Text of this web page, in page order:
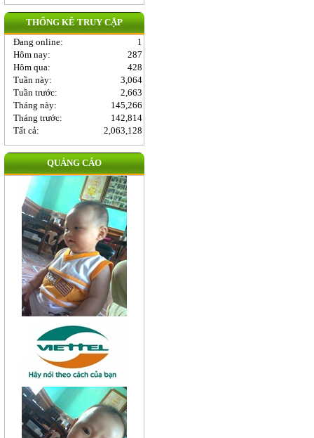
THỐNG KÊ TRUY CẬP
Đang online:
1
Hôm nay:
287
Hôm qua:
428
Tuần này:
3,064
Tuần trước:
2,663
Tháng này:
145,266
Tháng trước:
142,814
Tất cả:
2,063,128
QUẢNG CÁO